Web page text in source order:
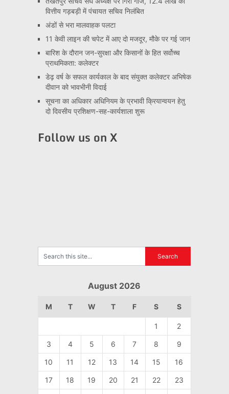
वित्तीय गड़बड़ी में पंचायत सचिव निलंबित
अंडों से भरा मालवाहक पलटा
11 केवी लाइन की चपेट में आए दो मजदूर, मौके पर गई जान
बारिश के दौरान जन-सुरक्षा और किसानों के हित सर्वोच्च
प्राथमिकता: कलेक्टर
डेढ़ वर्ष के सफल कार्यकाल के बाद संयुक्त कलेक्टर अभिषेक
दीवान को भावभीनी विदाई
सूचना का अधिकार अधिनियम के प्रभावी क्रियान्वयन हेतु
दो दिवसीय प्रशिक्षण-सह-कार्यशाला शुरू
Follow us on X
August 2026
M T W T F S S
1 2
3 4 5 6 7 8 9
10 11 12 13 14 15 16
17 18 19 20 21 22 23